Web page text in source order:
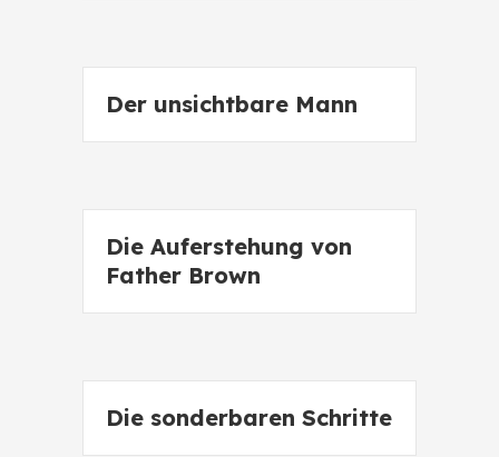
Der unsichtbare Mann
Die Auferstehung von
Father Brown
Die sonderbaren Schritte